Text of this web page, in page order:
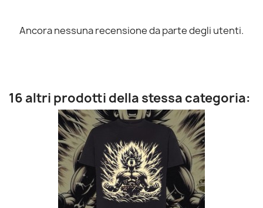
Ancora nessuna recensione da parte degli utenti.
16 altri prodotti della stessa categoria: